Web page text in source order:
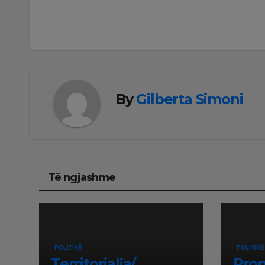
ByGilberta Simoni
Të ngjashme
POLITIKË POLITIKË